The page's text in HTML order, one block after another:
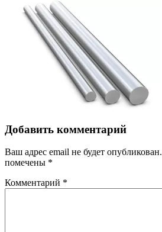
Добавить комментарий
Ваш адрес email не будет опубликован.
помечены *
Комментарий *